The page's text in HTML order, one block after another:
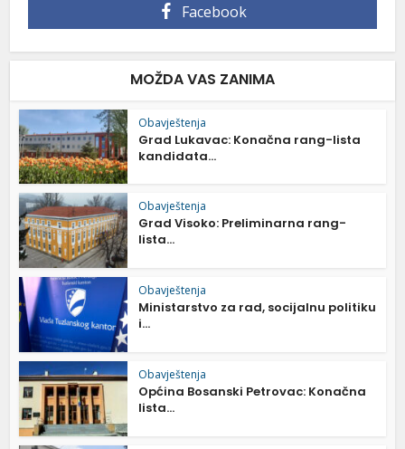
Facebook
MOŽDA VAS ZANIMA
Obavještenja
Grad Lukavac: Konačna rang-lista
kandidata...
Obavještenja
Grad Visoko: Preliminarna rang-
lista...
Obavještenja
Ministarstvo za rad, socijalnu politiku
i...
Obavještenja
Općina Bosanski Petrovac: Konačna
lista...